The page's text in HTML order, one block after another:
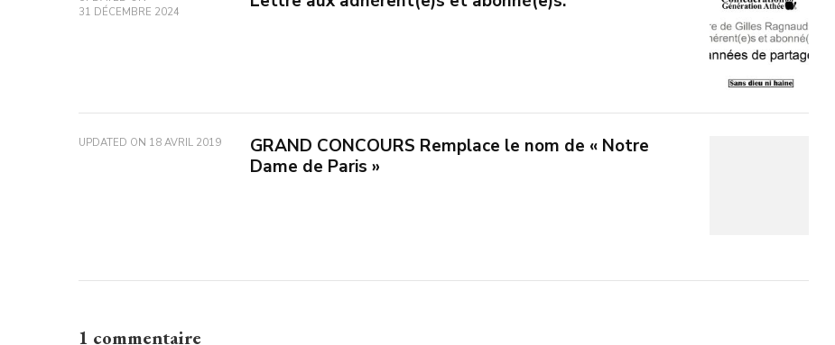
31 DÉCEMBRE 2024
UPDATED ON 18 AVRIL 2019
GRAND CONCOURS Remplace le nom de « Notre
Dame de Paris »
1 commentaire